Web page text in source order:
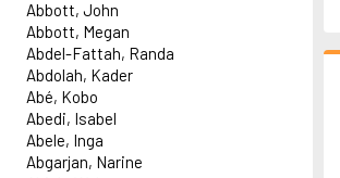
Abbott, John
Abbott, Megan
Abdel-Fattah, Randa
Abdolah, Kader
Abé, Kobo
Abedi, Isabel
Abele, Inga
Abgarjan, Narine